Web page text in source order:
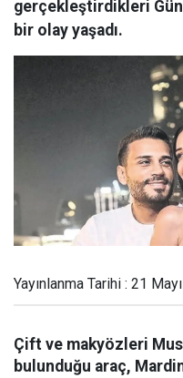
gerçekleştirdikleri
bir olay yaşadı.
Yayınlanma Tarihi : 21
Çift ve makyözleri
bulunduğu araç,